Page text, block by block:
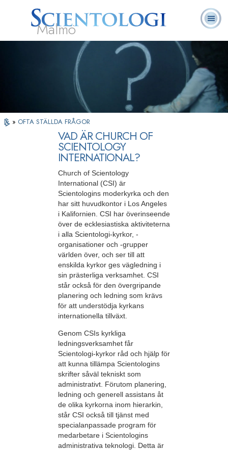
Malmö
Vad är
Scientologi?
Frivilligpastorer
Ofta ställda
frågor
» OFTA STÄLLDA FRÅGOR
VAD ÄR CHURCH OF
SCIENTOLOGY
INTERNATIONAL?
Church of Scientology
International (CSI) är
Scientologins moderkyrka och den
har sitt huvudkontor i Los Angeles
i Kalifornien. CSI har överinseende
över de ecklesiastiska aktiviteterna
i alla Scientologi-kyrkor, -
organisationer och -grupper
världen över, och ser till att
enskilda kyrkor ges vägledning i
sin prästerliga verksamhet. CSI
står också för den övergripande
planering och ledning som krävs
för att understödja kyrkans
internationella tillväxt.
Genom CSIs kyrkliga
ledningsverksamhet får
Scientologi-kyrkor råd och hjälp för
att kunna tillämpa Scientologins
skrifter såväl tekniskt som
administrativt. Förutom planering,
ledning och generell assistans åt
de olika kyrkorna inom hierarkin,
står CSI också till tjänst med
specialanpassade program för
medarbetare i Scientologins
administrativa teknologi. Detta är